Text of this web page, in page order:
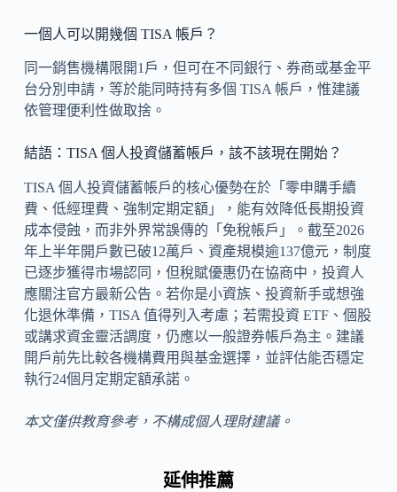
一個人可以開幾個 TISA 帳戶？
同一銷售機構限開1戶，但可在不同銀行、券商或基金平
台分別申請，等於能同時持有多個 TISA 帳戶，惟建議
依管理便利性做取捨。
結語：TISA 個人投資儲蓄帳戶，該不該現在開始？
TISA 個人投資儲蓄帳戶的核心優勢在於「零申購手續
費、低經理費、強制定期定額」，能有效降低長期投資
成本侵蝕，而非外界常誤傳的「免稅帳戶」。截至2026
年上半年開戶數已破12萬戶、資產規模逾137億元，制度
已逐步獲得市場認同，但稅賦優惠仍在協商中，投資人
應關注官方最新公告。若你是小資族、投資新手或想強
化退休準備，TISA 值得列入考慮；若需投資 ETF、個股
或講求資金靈活調度，仍應以一般證券帳戶為主。建議
開戶前先比較各機構費用與基金選擇，並評估能否穩定
執行24個月定期定額承諾。
本文僅供教育參考，不構成個人理財建議。
延伸推薦